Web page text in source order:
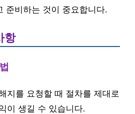
준비하는 것이 중요합니다.
항
지를 요청할 때 절차를 제대로
이 생길 수 있습니다.